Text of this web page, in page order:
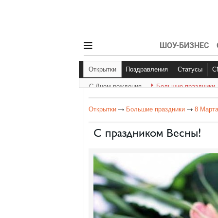
ШОУ-БИЗНЕС
Открытки Поздравления
С Днем рождения
Статусы
Другое
С Днем рождения Большие праздники
Открытки Большие праздники 8 Марта
С праздником Весны!